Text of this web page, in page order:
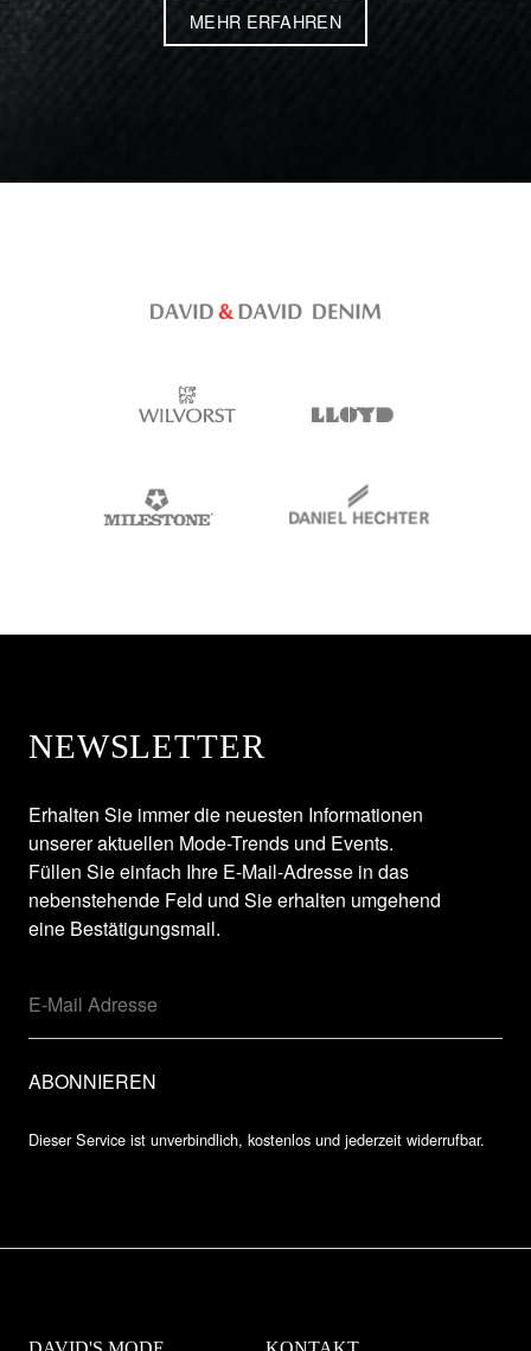
MEHR ERFAHREN
NEWSLETTER
Erhalten Sie immer die neuesten Informationen
unserer aktuellen Mode-Trends und Events.
Füllen Sie einfach Ihre E-Mail-Adresse in das
nebenstehende Feld und Sie erhalten umgehend
eine Bestätigungsmail.
Dieser Service ist unverbindlich, kostenlos und jederzeit widerrufbar.